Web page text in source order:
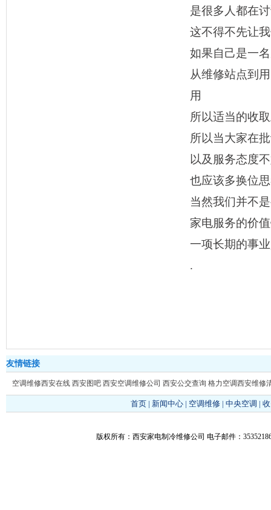
是很多人都在
这不得不先让
如果自己是一
从维修站点到
用
所以适当的收
所以当大家在
以及服务态度
也应该多换位
当然我们并不
家电服务的价
一项长期的事
.
友情链接
空调维修西安在线 西安图吧 西安空调维修公司 西安公交查询 格力空调西安维修
首页| 新闻中心| 空调维修| 中央空调 |
版权所有：西安家电制冷维修公司 电子邮件：